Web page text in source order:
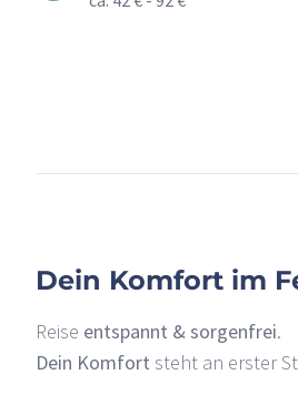
Dein Komfort im
Reise entspannt & sorgenfrei.
Dein Komfort steht an erster